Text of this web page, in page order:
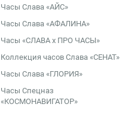
Часы Слава «АЙС»
Часы Слава «АФАЛИНА»
Часы «СЛАВА х ПРО ЧАСЫ»
Коллекция часов Слава «СЕНАТ»
Часы Слава «ГЛОРИЯ»
Часы Спецназ
«КОСМОНАВИГАТОР»